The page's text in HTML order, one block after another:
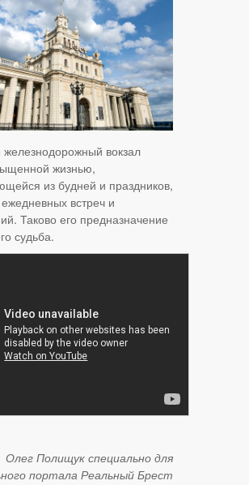
железнодорожный вокзал
жизнью,
из будней и праздников,
встреч и
Таково его предназначение
судьба.
Олег Полищук специально для
портала Реальный Брест